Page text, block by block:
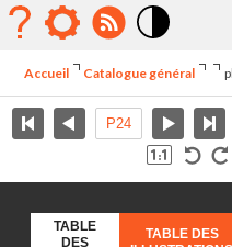
élévé
Accueil Catalogue général
TABLE
DES
TABLE DES